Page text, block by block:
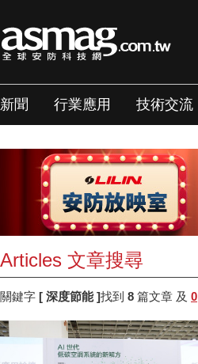
新聞 行業應用 技術交流
Articles 文章搜尋
關鍵字 [ 深度節能 ]找到 8 篇文章 及 0